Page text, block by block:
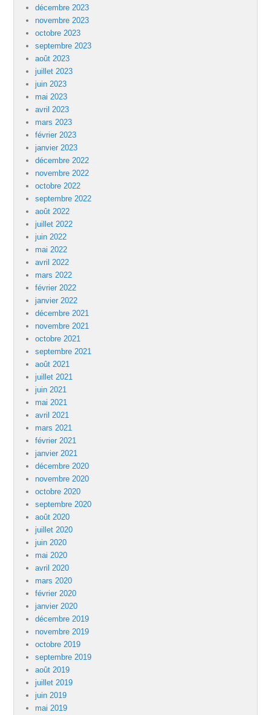
décembre 2023
novembre 2023
octobre 2023
septembre 2023
août 2023
juillet 2023
juin 2023
mai 2023
avril 2023
mars 2023
février 2023
janvier 2023
décembre 2022
novembre 2022
octobre 2022
septembre 2022
août 2022
juillet 2022
juin 2022
mai 2022
avril 2022
mars 2022
février 2022
janvier 2022
décembre 2021
novembre 2021
octobre 2021
septembre 2021
août 2021
juillet 2021
juin 2021
mai 2021
avril 2021
mars 2021
février 2021
janvier 2021
décembre 2020
novembre 2020
octobre 2020
septembre 2020
août 2020
juillet 2020
juin 2020
mai 2020
avril 2020
mars 2020
février 2020
janvier 2020
décembre 2019
novembre 2019
octobre 2019
septembre 2019
août 2019
juillet 2019
juin 2019
mai 2019